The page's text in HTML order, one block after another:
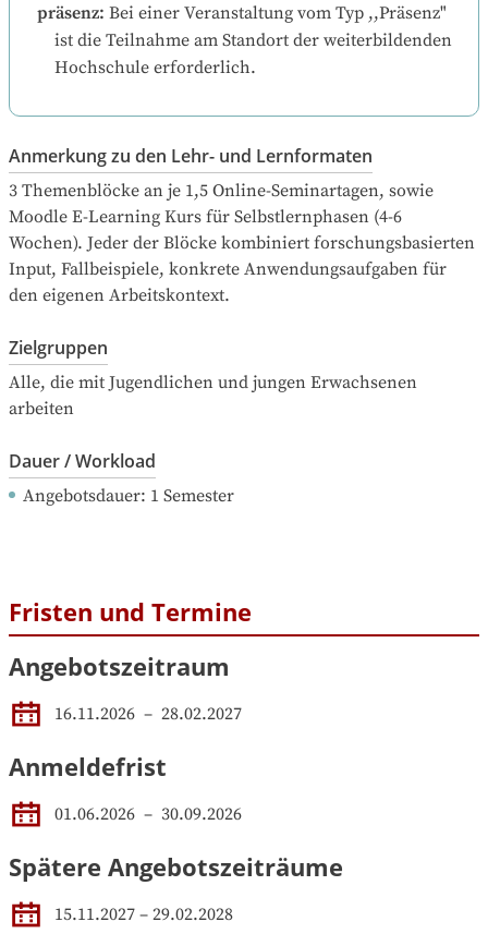
präsenz: Bei einer Veranstaltung vom Typ ,,Präsenz"
ist die Teilnahme am Standort der weiterbildenden
Hochschule erforderlich.
Anmerkung zu den Lehr- und Lernformaten
3 Themenblöcke an je 1,5 Online-Seminartagen, sowie
Moodle E-Learning Kurs für Selbstlernphasen (4-6
Wochen). Jeder der Blöcke kombiniert forschungsbasierten
Input, Fallbeispiele, konkrete Anwendungsaufgaben für
den eigenen Arbeitskontext.
Zielgruppen
Alle, die mit Jugendlichen und jungen Erwachsenen
arbeiten
Dauer / Workload
Angebotsdauer: 1 Semester
Fristen und Termine
Angebotszeitraum
16.11.2026 – 28.02.2027
Anmeldefrist
01.06.2026 – 30.09.2026
Spätere Angebotszeiträume
15.11.2027 – 29.02.2028